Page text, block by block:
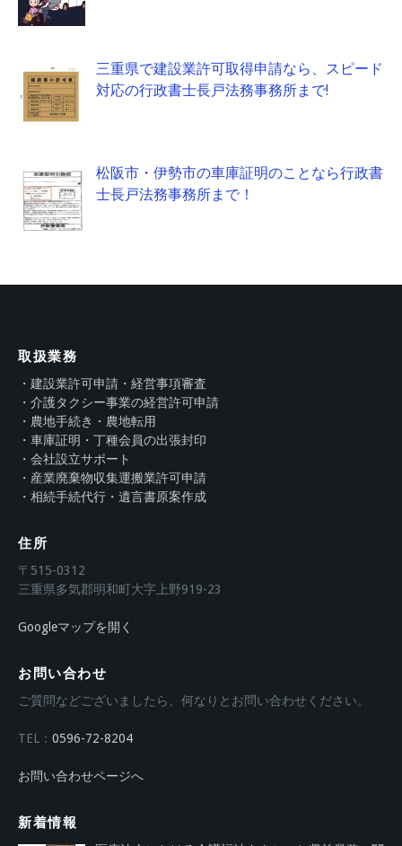
三重県で建設業許可取得申請なら、スピード
対応の行政書士長戸法務事務所まで!
松阪市・伊勢市の車庫証明のことなら行政書
士長戸法務事務所まで！
取扱業務
・建設業許可申請・経営事項審査
・介護タクシー事業の経営許可申請
・農地手続き・農地転用
・車庫証明・丁種会員の出張封印
・会社設立サポート
・産業廃棄物収集運搬業許可申請
・相続手続代行・遺言書原案作成
住所
〒515-0312
三重県多気郡明和町大字上野919-23
Googleマップを開く
お問い合わせ
ご質問などございましたら、何なりとお問い合わせください。
TEL： 0596-72-8204
お問い合わせページへ
新着情報